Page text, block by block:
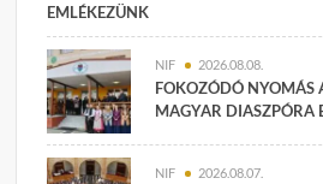
EMLÉKEZÜNK
NIF 2026.08.08.
FOKOZÓDÓ NYOMÁS
MAGYAR DIASZPÓRA
NIF 2026.08.07.